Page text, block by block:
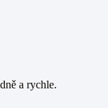
a rychle.